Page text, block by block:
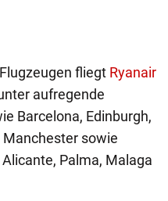
fliegt Ryanair
aufregende
Barcelona, Edinburgh,
Manchester sowie
Palma, Malaga